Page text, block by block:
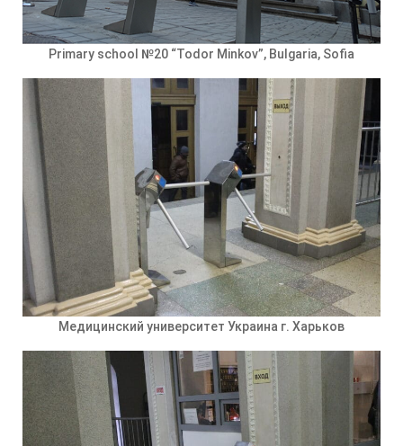
Primary school №20 “Todor Minkov”, Bulgaria, Sofia
Медицинский университет Украина г. Харьков